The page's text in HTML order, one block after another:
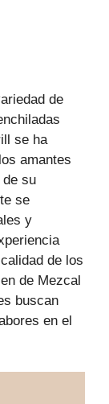
de
se ha
amantes
de su
se
y
de los
de Mezcal
buscan
en el